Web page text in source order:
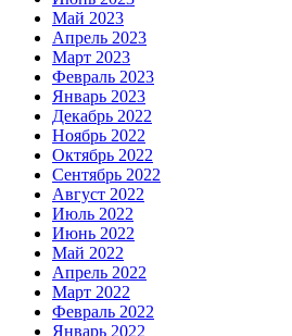
Май 2023
Апрель 2023
Март 2023
Февраль 2023
Январь 2023
Декабрь 2022
Ноябрь 2022
Октябрь 2022
Сентябрь 2022
Август 2022
Июль 2022
Июнь 2022
Май 2022
Апрель 2022
Март 2022
Февраль 2022
Январь 2022